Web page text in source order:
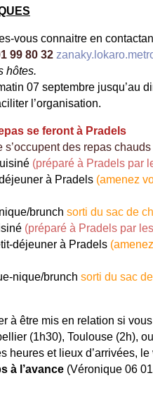
vous connaitre en
99 80 32
hôtes.
07 septembre jusqu’au
l’organisation.
se feront à Pradels
s’occupent des repas
(préparé à Pradels par
à Pradels (amenez
brunch sorti du sac de
(préparé à Pradels par
déjeuner à Pradels
nique/brunch sorti du sac
à être mis en relation si
(1h30), Toulouse (2h),
heures et lieux d’arrivées,
à l’avance (Véronique 06